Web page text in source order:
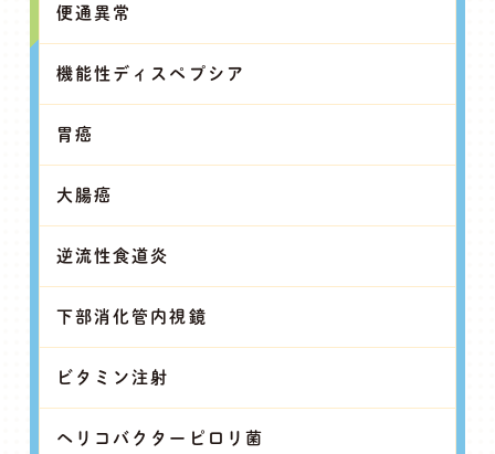
便通異常
機能性ディスペプシア
胃癌
大腸癌
逆流性食道炎
下部消化管内視鏡
ビタミン注射
ヘリコバクターピロリ菌